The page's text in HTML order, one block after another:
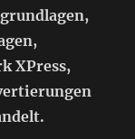
XPress,